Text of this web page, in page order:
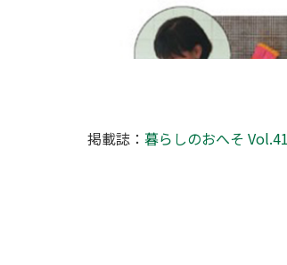
掲載誌： 暮らしのおへそ